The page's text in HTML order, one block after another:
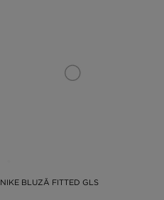
NIKE BLUZĂ FITTED GLS